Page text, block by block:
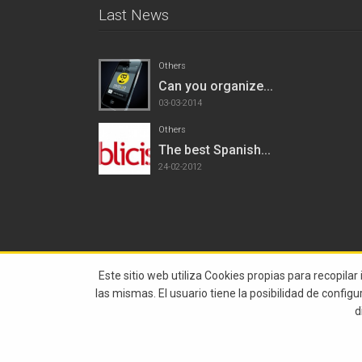
Last News
Others
Can you organize...
03-03-2014
Others
The best Spanish...
24-02-2012
Este sitio web utiliza Cookies propias para
las mismas. El usuario tiene la posibilidad de